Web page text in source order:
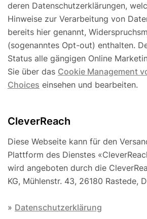
deren Datenschutzerklärungen,
Hinweise zur Verarbeitung von
bereits hier genannt,
(sogenanntes Opt-out) enthalten.
Status alle gängigen Online
Sie über das Cookie Management
Choices einsehen und bearbeiten.
CleverReach
Diese Webseite kann für den
Plattform des Dienstes
wird angeboten durch die
KG, Mühlenstr. 43, 26180 Rastede,
» Datenschutzerklärung